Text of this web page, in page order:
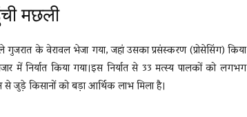
मछली
के वेरावल भेजा गया, जहां उसका प्रसंस्करण (प्रोसेसिंग) किया
में निर्यात किया गया।इस निर्यात से 33 मत्स्य पालकों को लगभग
जुड़े किसानों को बड़ा आर्थिक लाभ मिला है।